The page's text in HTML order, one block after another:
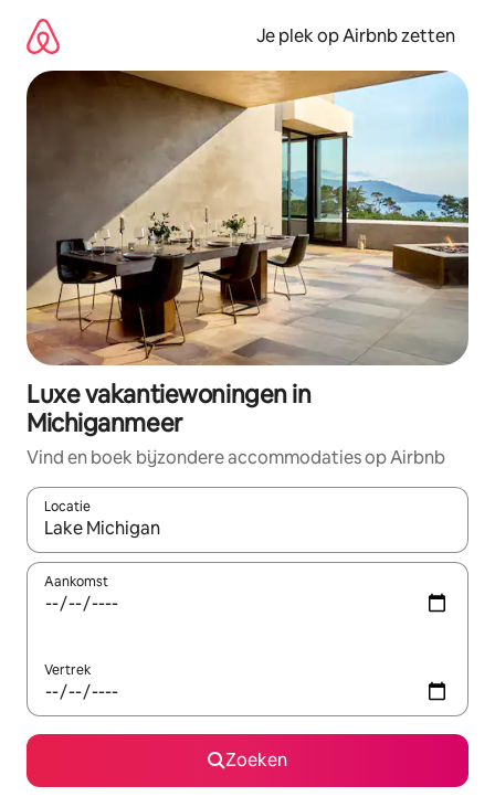
direct
naar
inhoud
Je plek op Airbnb zetten
Luxe vakantiewoningen in
Michiganmeer
Vind en boek bijzondere accommodaties op Airbnb
Locatie
Wanneer er resultaten beschikbaar zijn, maak je een keuze
Aankomst
Vertrek
Zoeken